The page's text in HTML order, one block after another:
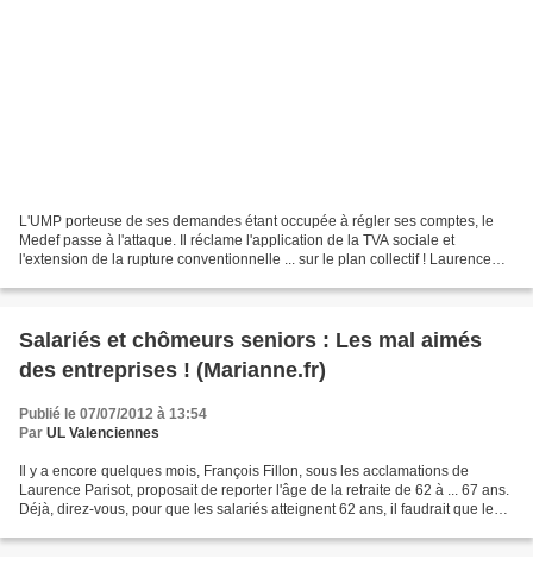
L'UMP porteuse de ses demandes étant occupée à régler ses comptes, le
Medef passe à l'attaque. Il réclame l'application de la TVA sociale et
l'extension de la rupture conventionnelle ... sur le plan collectif ! Laurence
Salariés et chômeurs seniors : Les mal aimés
des entreprises ! (Marianne.fr)
Publié le 07/07/2012 à 13:54
Par UL Valenciennes
Il y a encore quelques mois, François Fillon, sous les acclamations de
Laurence Parisot, proposait de reporter l'âge de la retraite de 62 à ... 67 ans.
Déjà, direz-vous, pour que les salariés atteignent 62 ans, il faudrait que les